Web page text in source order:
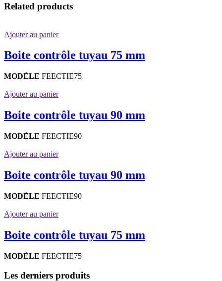
Related products
Ajouter au panier
Boite contrôle tuyau 75 mm
MODÈLE FEECTIE75
Ajouter au panier
Boite contrôle tuyau 90 mm
MODÈLE FEECTIE90
Ajouter au panier
Boite contrôle tuyau 90 mm
MODÈLE FEECTIE90
Ajouter au panier
Boite contrôle tuyau 75 mm
MODÈLE FEECTIE75
Les derniers produits